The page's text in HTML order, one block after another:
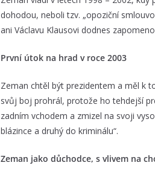
dohodou, neboli tzv. „opoziční
ani Václavu Klausovi dodnes
První útok na hrad v roce 2003
Zeman chtěl být prezidentem a měl k
svůj boj prohrál, protože ho tehdejší
zadním vchodem a zmizel na svoji
blázince a druhý do kriminálu“.
Zeman jako důchodce, s vlivem na